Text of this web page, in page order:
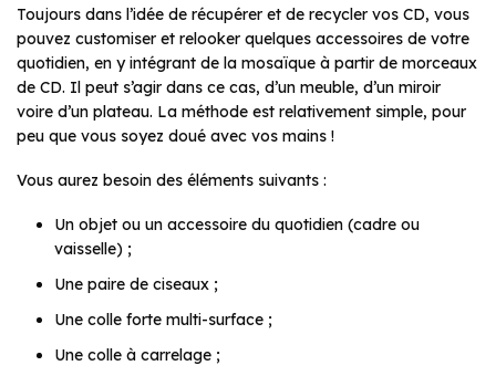
Toujours dans l’idée de récupérer et de recycler vos CD, vous
pouvez customiser et relooker quelques accessoires de votre
quotidien, en y intégrant de la mosaïque à partir de morceaux
de CD. Il peut s’agir dans ce cas, d’un meuble, d’un miroir
voire d’un plateau. La méthode est relativement simple, pour
peu que vous soyez doué avec vos mains !
Vous aurez besoin des éléments suivants :
Un objet ou un accessoire du quotidien (cadre ou
vaisselle) ;
Une paire de ciseaux ;
Une colle forte multi-surface ;
Une colle à carrelage ;